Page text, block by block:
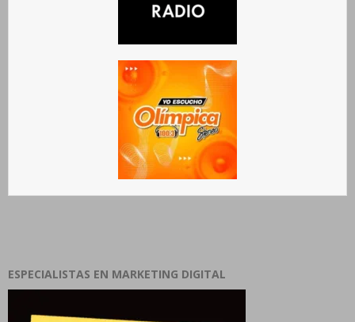
ESPECIALISTAS EN MARKETING DIGITAL